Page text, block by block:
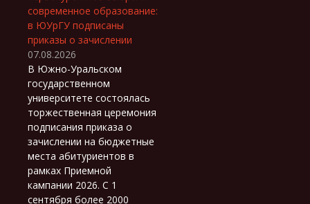
современное образование:
в ЮУрГУ подписаны
приказы о зачислении
07.08.2026
В Южно-Уральском
государственном
университете состоялась
торжественная церемония
подписания приказа о
зачислении на бюджетные
места абитуриентов в
рамках Приемной
кампании 2026. С 1
сентября более 2000